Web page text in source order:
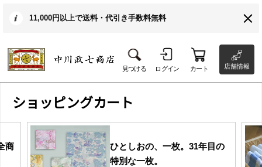
11,000円以上で送料・代引き手数料無料
見つける ログイン カート 店舗情報
ショッピングカート
商
ひとしおの、一枚。31年目の
特別な一枚。